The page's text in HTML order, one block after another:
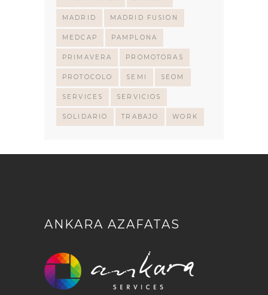
MADRID MADRID FUSION
MEDCAP PAMPLONA
PRIMAVERA PROMOTORAS
PROTOCOLO SEMI SEOM
SERVICES SERVICIOS
SOLIDARIO TRABAJO WORK
ANKARA AZAFATAS